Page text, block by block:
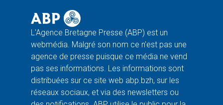
L'Agence Bretagne Presse (ABP) est un
webmédia. Malgré son nom ce n'est pas une
agence de presse puisque ce média ne vend
pas ses informations. Les informations sont
distribuées sur ce site web abp.bzh, sur les
réseaux sociaux, et via des newsletters ou